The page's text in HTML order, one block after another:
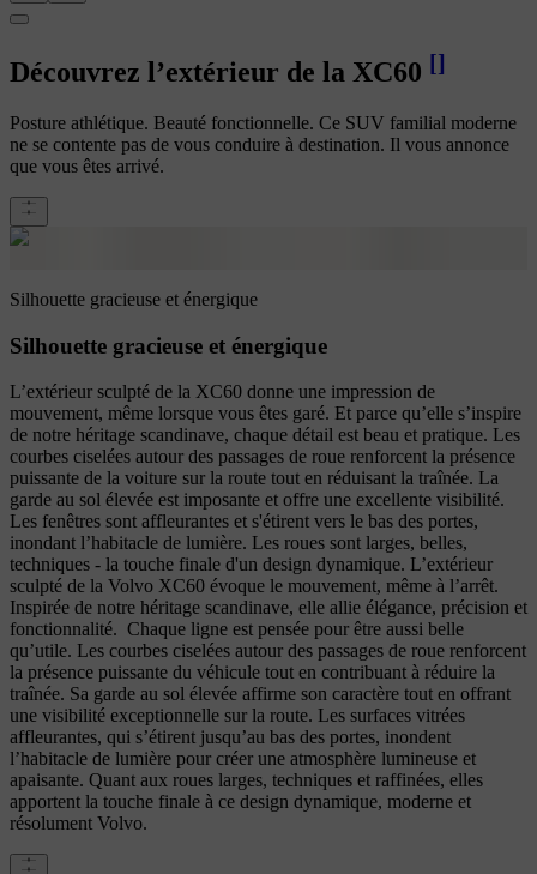
Découvrez l’extérieur de la XC60 []
Posture athlétique. Beauté fonctionnelle. Ce SUV familial moderne
ne se contente pas de vous conduire à destination. Il vous annonce
que vous êtes arrivé.
Silhouette gracieuse et énergique
Silhouette gracieuse et énergique
L’extérieur sculpté de la XC60 donne une impression de
mouvement, même lorsque vous êtes garé. Et parce qu’elle s’inspire
de notre héritage scandinave, chaque détail est beau et pratique. Les
courbes ciselées autour des passages de roue renforcent la présence
puissante de la voiture sur la route tout en réduisant la traînée. La
garde au sol élevée est imposante et offre une excellente visibilité.
Les fenêtres sont affleurantes et s'étirent vers le bas des portes,
inondant l’habitacle de lumière. Les roues sont larges, belles,
techniques - la touche finale d'un design dynamique. L’extérieur
sculpté de la Volvo XC60 évoque le mouvement, même à l’arrêt.
Inspirée de notre héritage scandinave, elle allie élégance, précision et
fonctionnalité. Chaque ligne est pensée pour être aussi belle
qu’utile. Les courbes ciselées autour des passages de roue renforcent
la présence puissante du véhicule tout en contribuant à réduire la
traînée. Sa garde au sol élevée affirme son caractère tout en offrant
une visibilité exceptionnelle sur la route. Les surfaces vitrées
affleurantes, qui s’étirent jusqu’au bas des portes, inondent
l’habitacle de lumière pour créer une atmosphère lumineuse et
apaisante. Quant aux roues larges, techniques et raffinées, elles
apportent la touche finale à ce design dynamique, moderne et
résolument Volvo.